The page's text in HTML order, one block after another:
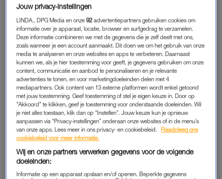
Anouk – alles passeert de revue. Tijd om de meest iconische
momenten op een rij te zetten.
Om te beginnen het moment in seizoen één waarop Claire op
het punt staat haar huis te verkopen: “Er zijn al drie
deurwaarders langs geweest en mijn oudste en beste vriendin
wil me geen geld lenen”, zegt Claire tegen Cheryl, doelend op
Willemijn. Waarop Cheryl haar clutch erbij pakt en een cheque
uitschrijft: “Is anderhalve ton genoeg?”
MAAR ÉÉN MEVROUW MORERO
Dat Martin er wat de vrouwen betreft wel pap van lust, is
inmiddels geen geheim meer. Dat het af en toe nog een
geheim was voor Cheryl, evenmin. Maar ondanks dat zijn er
Jouw privacy-instellingen
LINDA., DPG Media en onze92 advertentiepartners gebruiken cookies om
informatie over je apparaat, locatie, browser en surfgedrag te verzamelen.
Deze informatie combineren we met de gegevens die je zelf deelt met ons,
zoals wanneer je een account aanmaakt. Dit doen we om het gebruik van onze
media te analyseren en onze websites en apps te verbeteren. Daarnaast
kunnen we, als je hier toestemming voor geeft, je gegevens gebruiken om onze
content, communicatie en aanbod te personaliseren en je relevante
advertenties te tonen, en voor marketingdoeleinden delen met 4
mediapartners. Ook content van 13 externe platformen wordt enkel getoond
met jouw toestemming. Geef toestemming of stel je eigen keuze in. Door op
"Akkoord" te klikken, geef je toestemming voor onderstaande doeleinden. Wil
je niet alles toestaan, klik dan op “Instellen”. Jouw keuze kun je opnieuw
aanpassen via “Privacy-instellingen” onderaan onze websites of in de menu’s
van onze apps. Lees meer in ons privacy- en cookiebeleid.
Raadpleeg ons
cookiebeleid voor meer informatie.
Wij en onze partners verwerken gegevens voor de volgende
doeleinden:
Informatie op een apparaat opslaan en/of openen. Beperkte gegevens